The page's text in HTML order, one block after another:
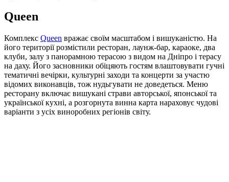
Queen
Комплекс Queen вражає своїм масштабом і вишуканістю. На
його території розмістили ресторан, лаунж-бар, караоке, два
клуби, залу з панорамною терасою з видом на Дніпро і терасу
на даху. Його засновники обіцяють гостям влаштовувати гучні
тематичні вечірки, культурні заходи та концерти за участю
відомих виконавців, тож нудьгувати не доведеться. Меню
ресторану включає вишукані страви авторської, японської та
української кухні, а розгорнута винна карта нараховує чудові
варіанти з усіх виноробних регіонів світу.